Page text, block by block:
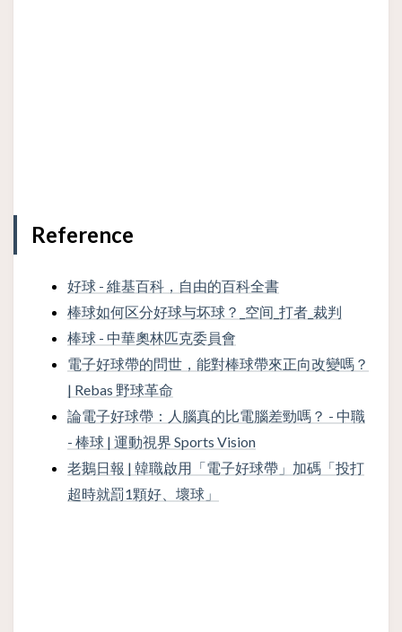
Reference
好球 - 維基百科，自由的百科全書
棒球如何区分好球与坏球？_空间_打者_裁判
棒球 - 中華奧林匹克委員會
電子好球帶的問世，能對棒球帶來正向改變嗎？
| Rebas 野球革命
論電子好球帶：人腦真的比電腦差勁嗎？ - 中職
- 棒球 | 運動視界 Sports Vision
老鵝日報 | 韓職啟用「電子好球帶」加碼「投打
超時就罰1顆好、壞球」